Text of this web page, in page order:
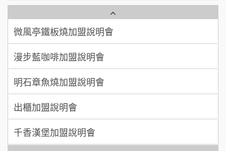
廖 先生/小姐 高雄市
加盟預算
【曉妍美妝】誠徵行政櫃檯
自助洗衣店誠徵代洗收送人員(台中市)
MUSHEN徵SPA美容芳療師
日十。早午食加盟說明會
拾鑶火鍋加盟說明會
全家加盟說明會
微風亭鐵板燒加盟說明會
漫步藍咖啡加盟說明會
明石章魚燒加盟說明會
出櫃加盟說明會
千香漢堡加盟說明會
七盞茶加盟說明會